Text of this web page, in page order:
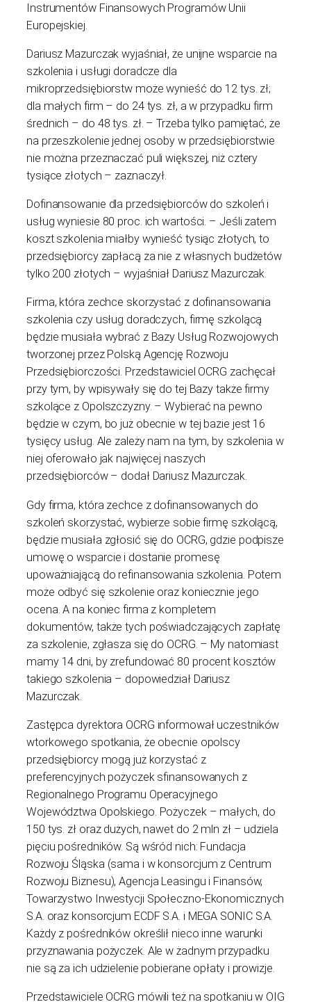
Instrumentów Finansowych Programów Unii
Europejskiej.
Dariusz Mazurczak wyjaśniał, że unijne wsparcie na
szkolenia i usługi doradcze dla
mikroprzedsiębiorstw może wynieść do 12 tys. zł;
dla małych firm – do 24 tys. zł, a w przypadku firm
średnich – do 48 tys. zł. – Trzeba tylko pamiętać, że
na przeszkolenie jednej osoby w przedsiębiorstwie
nie można przeznaczać puli większej, niż cztery
tysiące złotych – zaznaczył.
Dofinansowanie dla przedsiębiorców do szkoleń i
usług wyniesie 80 proc. ich wartości. – Jeśli zatem
koszt szkolenia miałby wynieść tysiąc złotych, to
przedsiębiorcy zapłacą za nie z własnych budżetów
tylko 200 złotych – wyjaśniał Dariusz Mazurczak.
Firma, która zechce skorzystać z dofinansowania
szkolenia czy usług doradczych, firmę szkolącą
będzie musiała wybrać z Bazy Usług Rozwojowych
tworzonej przez Polską Agencję Rozwoju
Przedsiębiorczości. Przedstawiciel OCRG zachęcał
przy tym, by wpisywały się do tej Bazy także firmy
szkolące z Opolszczyzny. – Wybierać na pewno
będzie w czym, bo już obecnie w tej bazie jest 16
tysięcy usług. Ale zależy nam na tym, by szkolenia w
niej oferowało jak najwięcej naszych
przedsiębiorców – dodał Dariusz Mazurczak.
Gdy firma, która zechce z dofinansowanych do
szkoleń skorzystać, wybierze sobie firmę szkolącą,
będzie musiała zgłosić się do OCRG, gdzie podpisze
umowę o wsparcie i dostanie promesę
upoważniającą do refinansowania szkolenia. Potem
może odbyć się szkolenie oraz koniecznie jego
ocena. A na koniec firma z kompletem
dokumentów, także tych poświadczających zapłatę
za szkolenie, zgłasza się do OCRG. – My natomiast
mamy 14 dni, by zrefundować 80 procent kosztów
takiego szkolenia – dopowiedział Dariusz
Mazurczak.
Zastępca dyrektora OCRG informował uczestników
wtorkowego spotkania, że obecnie opolscy
przedsiębiorcy mogą już korzystać z
preferencyjnych pożyczek sfinansowanych z
Regionalnego Programu Operacyjnego
Województwa Opolskiego. Pożyczek – małych, do
150 tys. zł oraz dużych, nawet do 2 mln zł – udziela
pięciu pośredników. Są wśród nich: Fundacja
Rozwoju Śląska (sama i w konsorcjum z Centrum
Rozwoju Biznesu), Agencja Leasingu i Finansów,
Towarzystwo Inwestycji Społeczno-Ekonomicznych
S.A. oraz konsorcjum ECDF S.A. i MEGA SONIC S.A.
Każdy z pośredników określił nieco inne warunki
przyznawania pożyczek. Ale w żadnym przypadku
nie są za ich udzielenie pobierane opłaty i prowizje.
Przedstawiciele OCRG mówili też na spotkaniu w OIG